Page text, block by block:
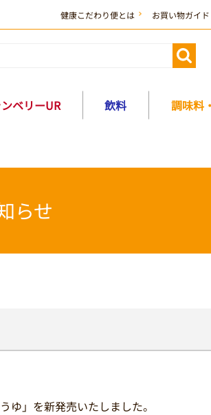
健康こだわり便とは お買い物ガイド
ベリーUR 飲料 調味料
らせ
ゆ」を新発売いたしました。